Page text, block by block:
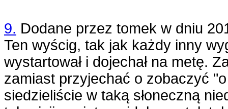
9. Dodane przez tomek w dniu
Ten wyścig, tak jak każdy inny
wystartował i dojechał na metę.
zamiast przyjechać o zobaczyć
siedzieliście w taką słoneczną